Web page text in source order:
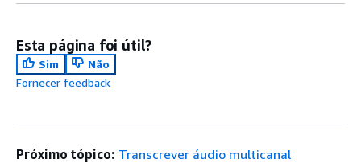
Esta página foi útil?
Sim
Não
Fornecer feedback
Próximo tópico: Transcrever áudio multicanal